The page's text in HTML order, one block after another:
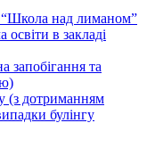
“Школа над лиманом”
в закладі
запобігання та
(з дотриманням
булінгу